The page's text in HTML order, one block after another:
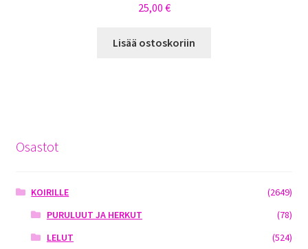
25,00 €
Lisää ostoskoriin
Osastot
KOIRILLE
(2649)
PURULUUT JA HERKUT
(78)
LELUT
(524)